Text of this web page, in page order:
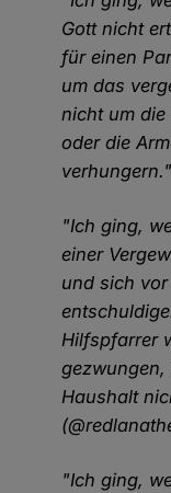
Gott nicht
für einen
um das
nicht um die
oder die
"Ich ging,
einer
und sich
Hilfspfarrer
gezwungen,
Haushalt
"Ich ging,